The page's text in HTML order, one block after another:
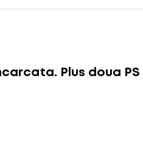
Plus doua PS